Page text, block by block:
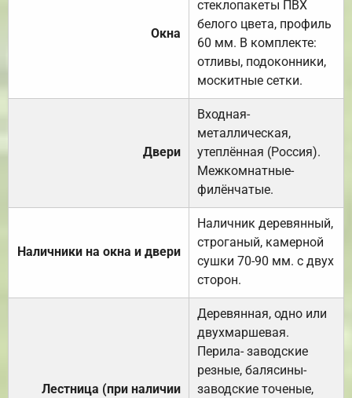
Окна
стеклопакеты ПВХ
белого цвета, профиль
60 мм. В комплекте:
отливы, подоконники,
москитные сетки.
Двери
Входная-
металлическая,
утеплённая (Россия).
Межкомнатные-
филёнчатые.
Наличники на окна и двери
Наличник деревянный,
строганый, камерной
сушки 70-90 мм. с двух
сторон.
Лестница (при наличии
Деревянная, одно или
двухмаршевая.
Перила- заводские
резные, балясины-
заводские точеные,